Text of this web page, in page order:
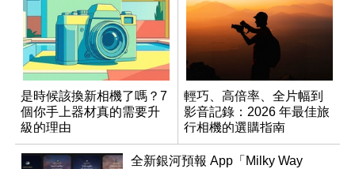
是時候該換新相機了嗎？7
個你手上器材真的需要升
級的理由
輕巧、高倍率、全片幅到
影音記錄：2026 年最佳旅
行相機的選購指南
全新銀河預報 App「Milky Way